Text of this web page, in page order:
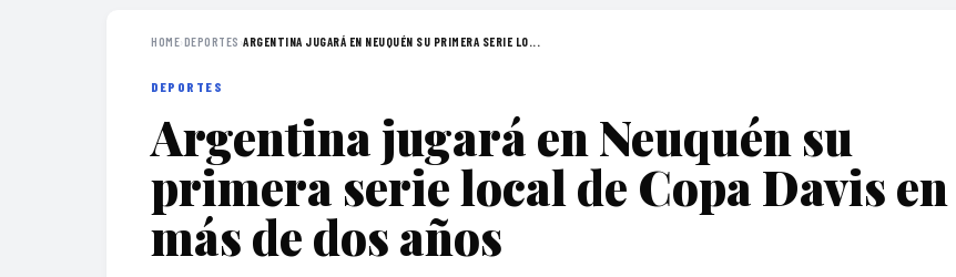
HOME›DEPORTES ›ARGENTINA JUGARÁ EN NEUQUÉN SU PRIMERA SERIE LO...
DEPORTES
Argentina jugará en Neuquén su
primera serie local de Copa Davis en
más de dos años